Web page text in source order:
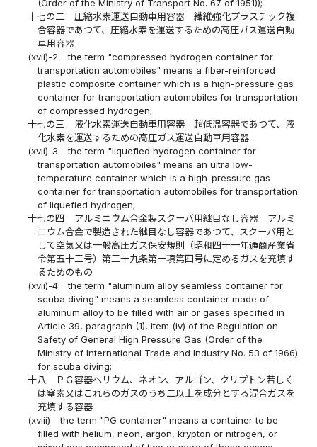
(Order of the Ministry of Transport No. 67 of 1951));
十七の二
圧縮水素運送自動車用容器 繊維強化プラスチック複
合容器であつて、圧縮水素を運送するための高圧ガス運送自動
車用容器
(xvii)-2
the term "compressed hydrogen container for
transportation automobiles" means a fiber-reinforced
plastic composite container which is a high-pressure gas
container for transportation automobiles for transportation
of compressed hydrogen;
十七の三
液化水素運送自動車用容器 超低温容器であつて、液
化水素を運送するための高圧ガス運送自動車用容器
(xvii)-3
the term "liquefied hydrogen container for
transportation automobiles" means an ultra low-
temperature container which is a high-pressure gas
container for transportation automobiles for transportation
of liquefied hydrogen;
十七の四
アルミニウム合金製スクーバ用継目なし容器 アルミ
ニウム合金で製造された継目なし容器であつて、スクーバ用と
して空気又は一般高圧ガス保安規則（昭和四十一年通商産業省
令第五十三号）第三十九条第一項第四号に定めるガスを充填す
るためのもの
(xvii)-4
the term "aluminum alloy seamless container for
scuba diving" means a seamless container made of
aluminum alloy to be filled with air or gases specified in
Article 39, paragraph (1), item (iv) of the Regulation on
Safety of General High Pressure Gas (Order of the
Ministry of International Trade and Industry No. 53 of 1966)
for scuba diving;
十八
ＰＧ容器ヘリウム、ネオン、アルゴン、クリプトン若しく
は窒素又はこれらのガスのうち二以上を成分とする混合ガスを
充填する容器
(xviii)
the term "PG container" means a container to be
filled with helium, neon, argon, krypton or nitrogen, or